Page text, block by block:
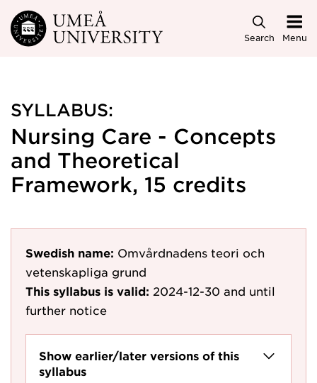
Skip to main content
Search Menu
SYLLABUS:
Nursing Care - Concepts
and Theoretical
Framework, 15 credits
Swedish name: Omvårdnadens teori och
vetenskapliga grund
This syllabus is valid: 2024-12-30 and until
further notice
Show earlier/later versions of this
syllabus